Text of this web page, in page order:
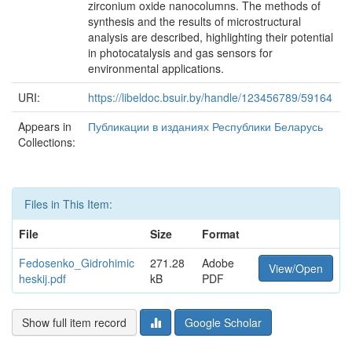
zirconium oxide nanocolumns. The methods of
synthesis and the results of microstructural
analysis are described, highlighting their potential
in photocatalysis and gas sensors for
environmental applications.
URI:
https://libeldoc.bsuir.by/handle/123456789/59164
Appears in
Collections:
Публикации в изданиях Республики Беларусь
Files in This Item:
File
Size
Format
Fedosenko_Gidrohimic
heskij.pdf
271.28
kB
Adobe
PDF
View/Open
Show full item record Google Scholar